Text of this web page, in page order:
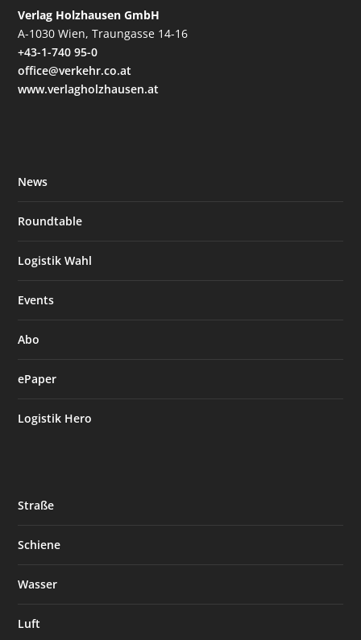
Verlag Holzhausen GmbH
A-1030 Wien, Traungasse 14-16
+43-1-740 95-0
office@verkehr.co.at
www.verlagholzhausen.at
News
Roundtable
Logistik Wahl
Events
Abo
ePaper
Logistik Hero
Straße
Schiene
Wasser
Luft